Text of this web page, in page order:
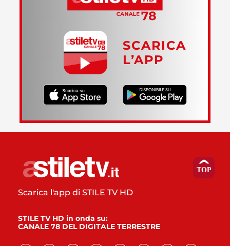
SCARICA
L’APP
Scarica l'app di STILE TV HD
STILE TV HD in onda su:
CANALE 78 DEL DIGITALE TERRESTRE